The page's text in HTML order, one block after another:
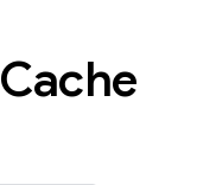
Cache